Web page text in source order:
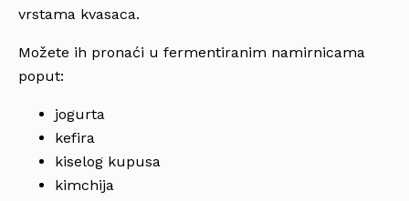
vrstama kvasaca.
Možete ih pronaći u fermentiranim namirnicama
poput:
jogurta
kefira
kiselog kupusa
kimchija